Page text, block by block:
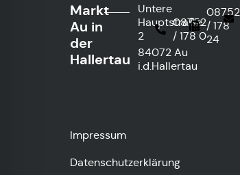
Markt
Au in
der
Hallertau
Untere
Hauptstraße
2
84072 Au
i.d.Hallertau
08752
/ 178 0
08752
/ 178
24
Impressum
Datenschutzerklärung